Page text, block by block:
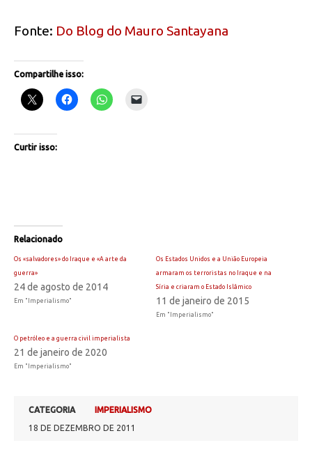
Fonte: Do Blog do Mauro Santayana
Compartilhe isso:
Curtir isso:
Relacionado
Os «salvadores» do Iraque e «A arte da
guerra»
24 de agosto de 2014
Em "Imperialismo"
Os Estados Unidos e a União Europeia
armaram os terroristas no Iraque e na
Síria e criaram o Estado Islâmico
11 de janeiro de 2015
Em "Imperialismo"
O petróleo e a guerra civil imperialista
21 de janeiro de 2020
Em "Imperialismo"
CATEGORIA
IMPERIALISMO
18 DE DEZEMBRO DE 2011